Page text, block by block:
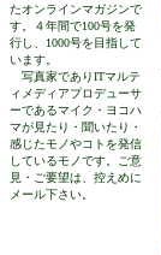
たオンラインマガジンで
す。４年間で100号を発
行し、1000号を目指して
います。
写真家でありITマルテ
ィメディアプロデューサ
ーであるマイク・ヨコハ
マが見たり・聞いたり・
感じたモノやコトを発信
しているモノです。ご意
見・ご要望は、控えめに
メール下さい。